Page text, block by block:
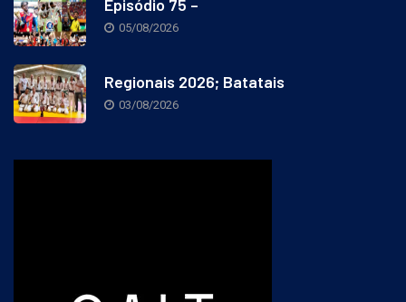
Episódio 75 –
05/08/2026
Regionais 2026; Batatais
03/08/2026